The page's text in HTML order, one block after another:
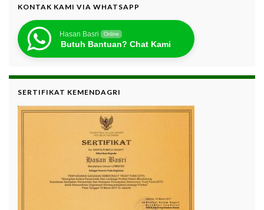
KONTAK KAMI VIA WHATSAPP
Hasan Basri Online
Butuh Bantuan? Chat Kami
SERTIFIKAT KEMENDAGRI